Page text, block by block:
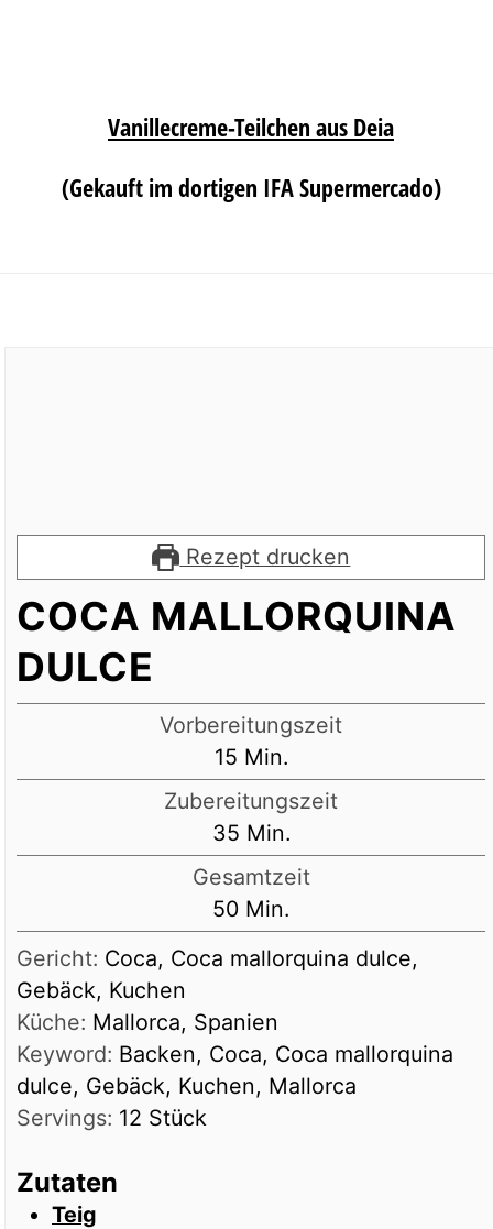
Vanillecreme-Teilchen aus Deia
(Gekauft im dortigen IFA Supermercado)
Rezept drucken
COCA MALLORQUINA
DULCE
Vorbereitungszeit
15Minuten
Min.
Zubereitungszeit
35Minuten
Min.
Gesamtzeit
50Minuten
Min.
Gericht: Coca, Coca mallorquina dulce,
Gebäck, Kuchen
Küche: Mallorca, Spanien
Keyword: Backen, Coca, Coca mallorquina
dulce, Gebäck, Kuchen, Mallorca
Servings: 12 Stück
Zutaten
Teig